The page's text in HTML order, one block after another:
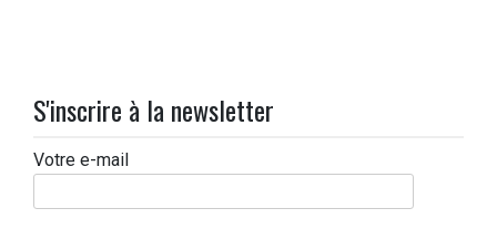
S'inscrire à la newsletter
Votre e-mail